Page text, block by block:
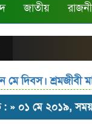
জাতীয়
দিবস। শ্রমজীবী
: » ০১ মে ২০১৯,